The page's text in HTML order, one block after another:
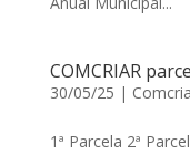
COMCRIAR
30/05/25 |
1ª Parcela 2ª